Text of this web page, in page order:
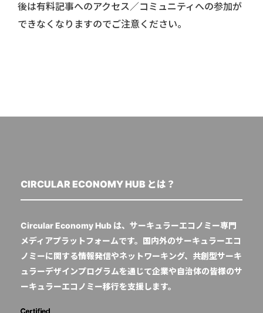
後は有料記事へのアクセス／コミュニティへの参加が
できなくなりますのでご注意ください。
CIRCULAR ECONOMY HUB とは？
Circular Economy Hub は、サーキュラーエコノミー専門
メディアプラットフォームです。国内外のサーキュラーエコ
ノミーに関する情報発信やネットワーキング、共創型サーキ
ュラーデザインプログラムを通じて企業や自治体の皆様のサ
ーキュラーエコノミー移行を支援します。